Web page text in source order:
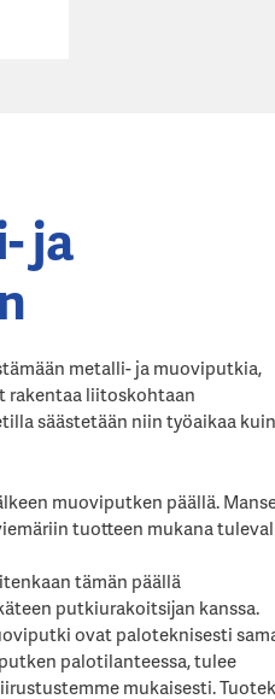
ja
metalli- ja muoviputkia,
rakentaa liitoskohtaan
säästetään niin työaikaa kuin
muoviputken päällä.
tuotteen mukana
tämän päällä
putkiurakoitsijan kanssa.
ovat paloteknisesti
palotilanteessa, tulee
mukaisesti.